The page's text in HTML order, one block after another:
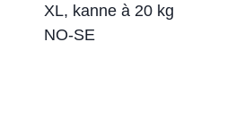
XL, kanne à 20 kg
NO-SE